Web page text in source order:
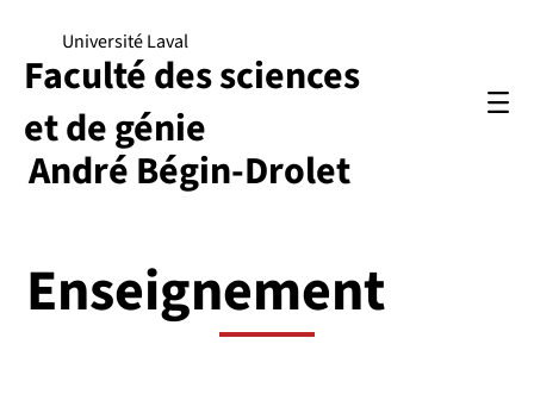
André Bégin-Drolet
Université Laval
Faculté des sciences
et de génie
Enseignement